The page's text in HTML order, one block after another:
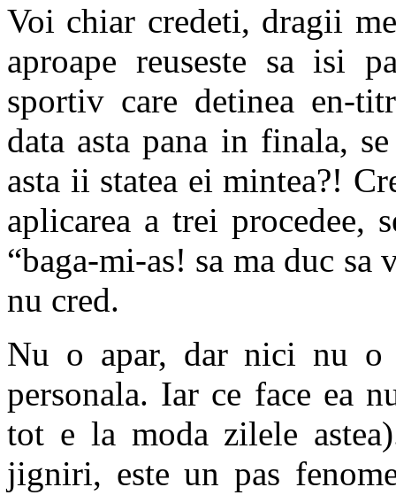
Voi chiar credeti, dragii
aproape reuseste sa isi
sportiv care detinea en-
data asta pana in finala,
asta ii statea ei mintea?!
aplicarea a trei procedee,
“baga-mi-as! sa ma duc sa
nu cred.
Nu o apar, dar nici nu o
personala. Iar ce face ea
tot e la moda zilele
jigniri, este un pas